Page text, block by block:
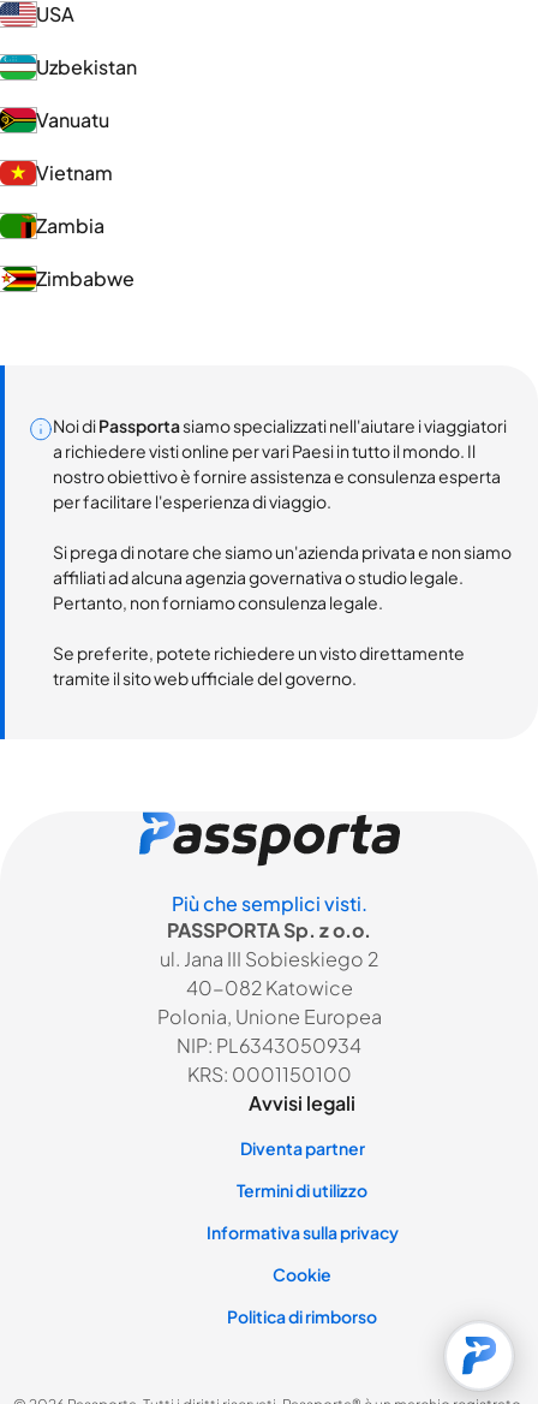
USA
Uzbekistan
Vanuatu
Vietnam
Zambia
Zimbabwe
Noi diPassportasiamo specializzati nell'aiutare i viaggiatori
a richiedere visti online per vari Paesi in tutto il mondo. Il
nostro obiettivo è fornire assistenza e consulenza esperta
per facilitare l'esperienza di viaggio.
Si prega di notare che siamo un'azienda privata e non siamo
affiliati ad alcuna agenzia governativa o studio legale.
Pertanto, non forniamo consulenza legale.
Se preferite, potete richiedere un visto direttamente
tramite il sito web ufficiale del governo.
Più che semplici visti.
PASSPORTA Sp. z o.o.
ul. Jana III Sobieskiego 2
40-082 Katowice
Polonia, Unione Europea
NIP: PL6343050934
KRS: 0001150100
Avvisi legali
Diventa partner
Termini di utilizzo
Informativa sulla privacy
Cookie
Politica di rimborso